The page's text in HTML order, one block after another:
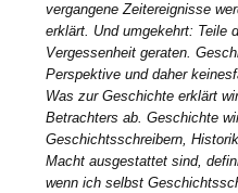
vergangene Zeitereignisse
erklärt. Und umgekehrt: Teile
Vergessenheit geraten.
Perspektive und daher
Was zur Geschichte erklärt
Betrachters ab. Geschichte
Geschichtsschreibern,
Macht ausgestattet sind,
wenn ich selbst